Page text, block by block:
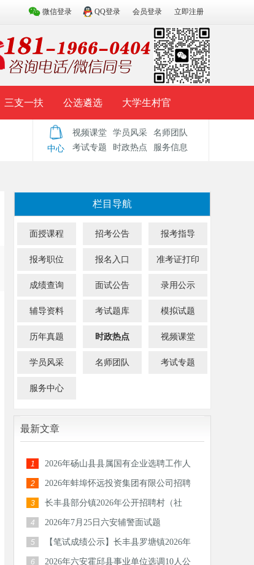
微信登录 QQ登录 会员登录 立即注册
三支一扶 公选遴选 大学生村官
辅导资料 历年真题 模拟试题
中心
视频课堂 学员风采
名师团队
考试专题
时政热点 服务信息
栏目导航
面授课程 招考公告 报考指导
报考职位 报名入口 准考证打印
成绩查询 面试公告 录用公示
辅导资料 考试题库 模拟试题
历年真题 时政热点 视频课堂
学员风采 名师团队 考试专题
服务中心
最新文章
1
2026年砀山县县属国有企业选聘工作人
员公告
2
2026年蚌埠怀远投资集团有限公司招聘
30人公
3
长丰县部分镇2026年公开招聘村（社
区）后备
4 2026年7月25日六安辅警面试题
5
【笔试成绩公示】长丰县罗塘镇2026年
公开招
6
2026年六安霍邱县事业单位选调10人公